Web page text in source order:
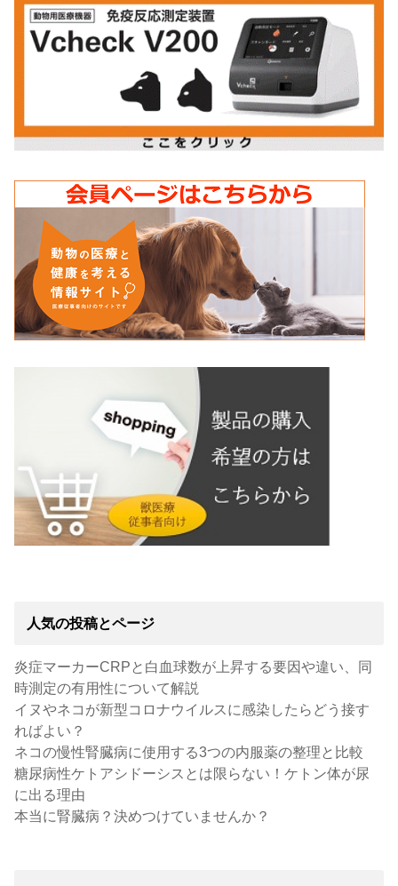
人気の投稿とページ
炎症マーカーCRPと白血球数が上昇する要因や違い、同
時測定の有用性について解説
イヌやネコが新型コロナウイルスに感染したらどう接す
ればよい？
ネコの慢性腎臓病に使用する3つの内服薬の整理と比較
糖尿病性ケトアシドーシスとは限らない！ケトン体が尿
に出る理由
本当に腎臓病？決めつけていませんか？